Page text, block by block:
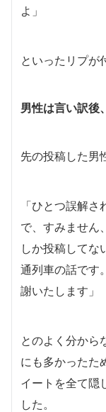
よ」
といったリプが
男性は言い訳後
先の投稿した男
「ひとつ誤解
で、すみません
しか投稿してな
通列車の話です
謝いたします」
とのよく分から
にも多かったた
イートを全て隠
した。